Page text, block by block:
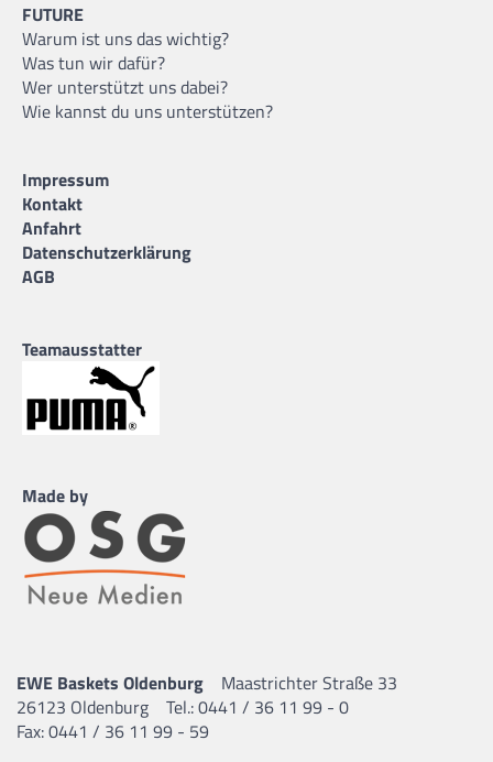
FUTURE
Warum ist uns das wichtig?
Was tun wir dafür?
Wer unterstützt uns dabei?
Wie kannst du uns unterstützen?
Impressum
Kontakt
Anfahrt
Datenschutzerklärung
AGB
Teamausstatter
Made by
EWE Baskets Oldenburg
Maastrichter Straße 33
26123 Oldenburg
Tel.: 0441 / 36 11 99 - 0
Fax: 0441 / 36 11 99 - 59